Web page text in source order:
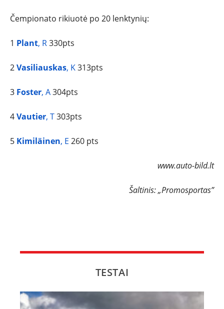
Čempionato rikiuotė po 20 lenktynių:
1 Plant, R330pts
2Vasiliauskas, K313pts
3 Foster, A304pts
4Vautier, T303pts
5 Kimiläinen, E 260 pts
www.auto-bild.lt
Šaltinis: „Promosportas”
TESTAI